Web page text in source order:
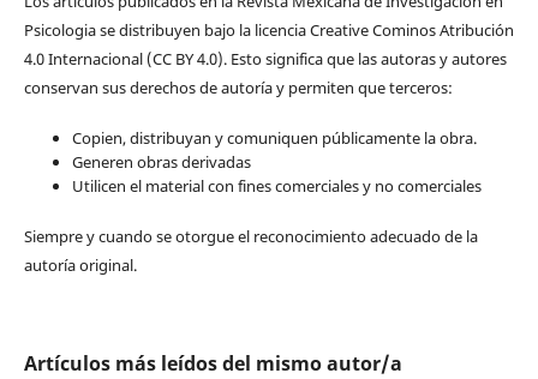
Psicologia se distribuyen bajo la licencia Creative Cominos Atribución
4.0 Internacional (CC BY 4.0). Esto significa que las autoras y autores
conservan sus derechos de autoría y permiten que terceros:
Copien, distribuyan y comuniquen públicamente la obra.
Generen obras derivadas
Utilicen el material con fines comerciales y no comerciales
Siempre y cuando se otorgue el reconocimiento adecuado de la
autoría original.
Artículos más leídos del mismo autor/a